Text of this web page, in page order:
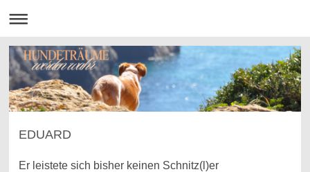
EDUARD
Er leistete sich bisher keinen Schnitz(l)er